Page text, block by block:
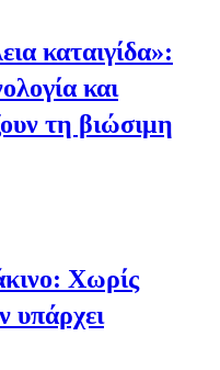
καταιγίδα»:
και
τη βιώσιμη
Χωρίς
υπάρχει